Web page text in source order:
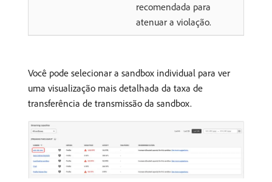
recomendada para
atenuar a violação.
Você pode selecionar a sandbox individual para ver
uma visualização mais detalhada da taxa de
transferência de transmissão da sandbox.